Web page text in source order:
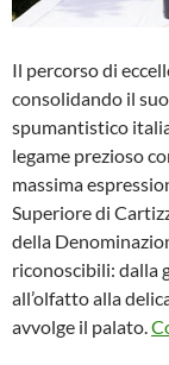
Il percorso di
consolidando il
spumantistico
legame prezioso
massima
Superiore di
della
riconoscibili: dalla
all’olfatto alla
avvolge il palato.